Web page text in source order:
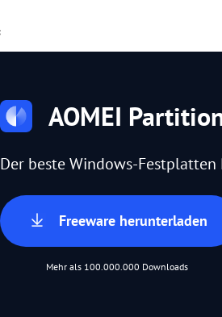
AOMEI
Der beste Windows-
Freeware herunterladen
Mehr als 100.000.000 Downloads